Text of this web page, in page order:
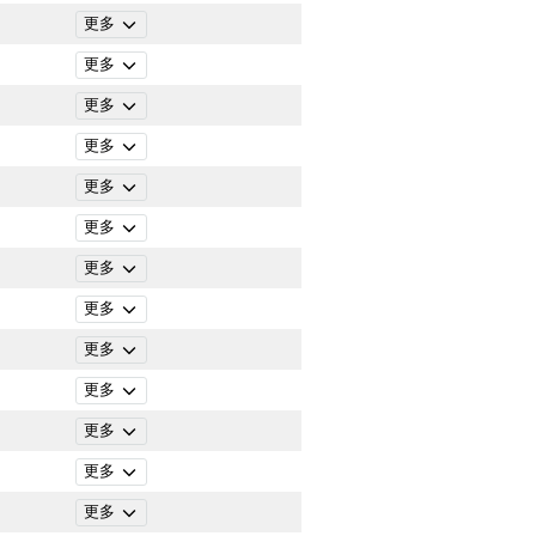
更多
更多
更多
更多
更多
更多
更多
更多
更多
更多
更多
更多
更多